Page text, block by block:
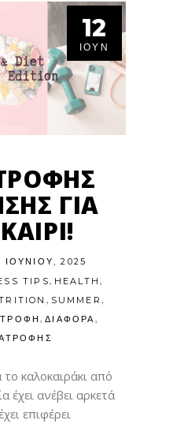
12
ΙΟΎΝ
ΓΙΑ
ΙΟΥΝΊΟΥ, 2025
TIPS, HEALTH,
, SUMMER ,
,ΔΙΑΦΟΡΑ,
καλοκαιράκι από
έχει ανέβει αρκετά
επιφέρει